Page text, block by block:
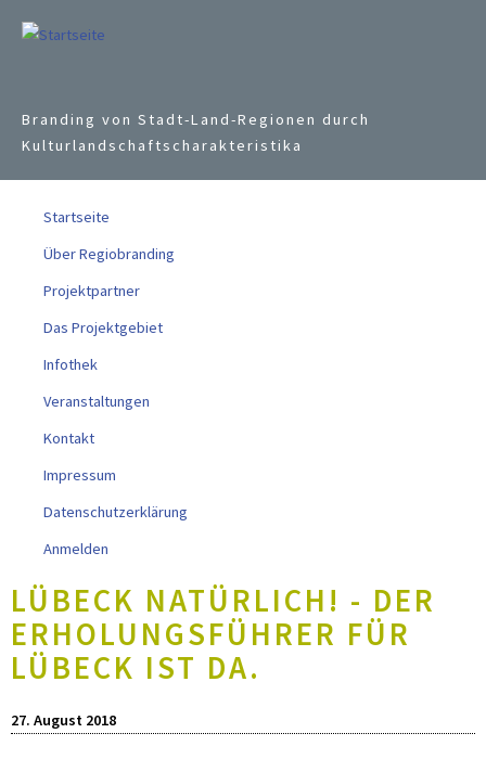
Branding von Stadt-Land-Regionen durch
Kulturlandschaftscharakteristika
Startseite
Über Regiobranding
Projektpartner
Das Projektgebiet
Infothek
Veranstaltungen
Kontakt
Impressum
Datenschutzerklärung
Anmelden
LÜBECK NATÜRLICH! - DER
ERHOLUNGSFÜHRER FÜR
LÜBECK IST DA.
27. August 2018